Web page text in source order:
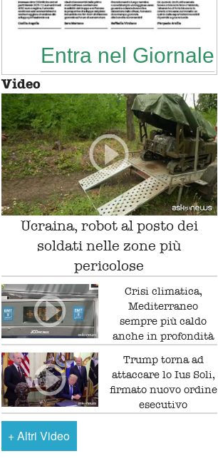
Entra nel Giornale
Video
Ucraina, robot al posto dei
soldati nelle zone più
pericolose
Crisi climatica,
Mediterraneo
sempre più caldo
anche in profondità
Trump torna ad
attaccare lo Ius Soli,
firmato nuovo ordine
esecutivo
+Altri Video